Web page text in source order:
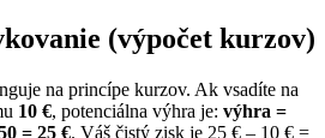
(výpočet kurzov)
na princípe kurzov. Ak vsadíte na
10 €, potenciálna výhra je: výhra =
= 25 €. Váš čistý zisk je 25 € – 10 € =